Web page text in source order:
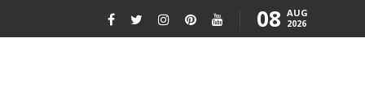
08 AUG
2026